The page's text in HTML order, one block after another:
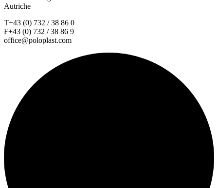
Autriche
T+43 (0) 732 / 38 86 0
F+43 (0) 732 / 38 86 9
office@poloplast.com